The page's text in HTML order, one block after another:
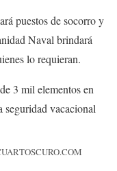
puestos de socorro y
Naval brindará
lo requieran.